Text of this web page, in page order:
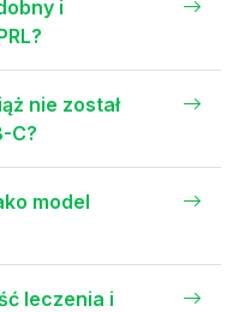
i
nie został
C?
model
leczenia i